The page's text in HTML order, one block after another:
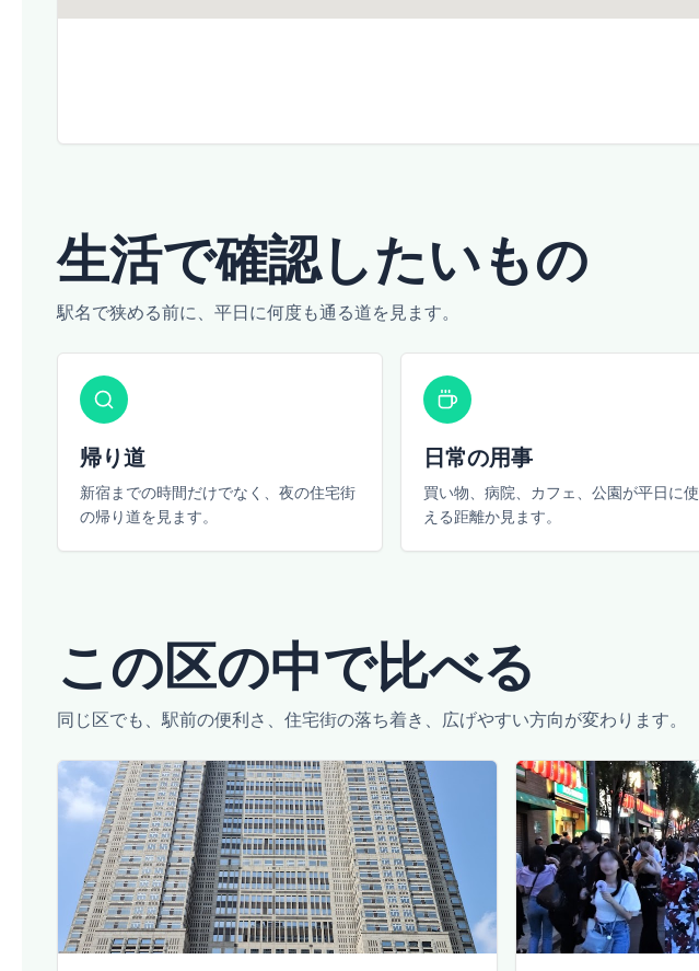
生活で確認したいもの
駅名で狭める前に、平日に何度も通る道を見ます。
帰り道
新宿までの時間だけでなく、夜の住宅街
の帰り道を見ます。
日常の用事
買い物、病院、カフェ、公園が平日に使
える距離か見ます。
この区の中で比べる
同じ区でも、駅前の便利さ、住宅街の落ち着き、広げやすい方向が変わります。